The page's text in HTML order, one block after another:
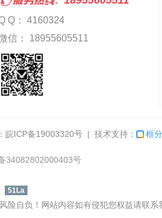
Q： 4160324
信： 18955605511
皖ICP备19003320号 | 技术支持： 框
34082802000403号
51La
自负！网站内容如有侵犯您权益请联